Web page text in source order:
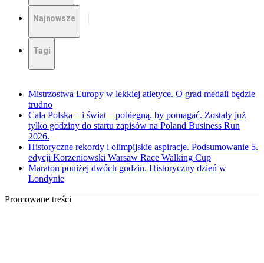
Najnowsze
Tagi
Mistrzostwa Europy w lekkiej atletyce. O grad medali będzie
trudno
Cała Polska – i świat – pobiegną, by pomagać. Zostały już
tylko godziny do startu zapisów na Poland Business Run
2026.
Historyczne rekordy i olimpijskie aspiracje. Podsumowanie 5.
edycji Korzeniowski Warsaw Race Walking Cup
Maraton poniżej dwóch godzin. Historyczny dzień w
Londynie
Promowane treści